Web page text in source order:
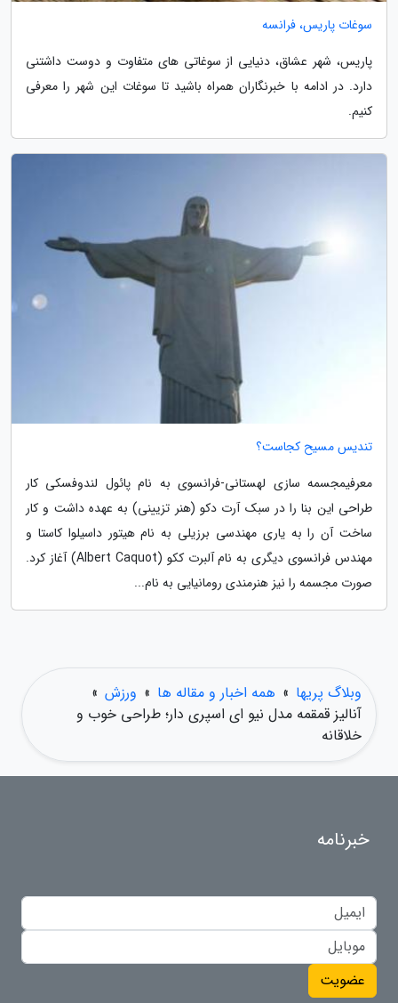
سوغات پاریس، فرانسه
پاریس، شهر عشاق، دنیایی از سوغاتی های متفاوت و دوست داشتنی
دارد. در ادامه با خبرنگاران همراه باشید تا سوغات این شهر را معرفی
کنیم.
تندیس مسیح کجاست؟
معرفیمجسمه سازی لهستانی-فرانسوی به نام پائول لندوفسکی کار
طراحی این بنا را در سبک آرت دکو (هنر تزیینی) به عهده داشت و کار
ساخت آن را به یاری مهندسی برزیلی به نام هیتور داسیلوا کاستا و
مهندس فرانسوی دیگری به نام آلبرت ککو (Albert Caquot) آغاز کرد.
صورت مجسمه را نیز هنرمندی رومانیایی به نام...
وبلاگ پریها » همه اخبار و مقاله ها » ورزش »
آنالیز قمقمه مدل نیو ای اسپری دار؛ طراحی خوب و
خلاقانه
خبرنامه
عضویت